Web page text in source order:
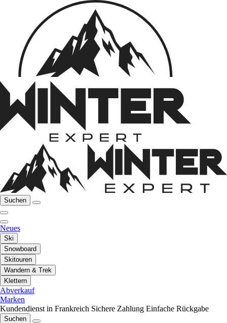
Suchen
Neues
Ski
Snowboard
Skitouren
Wandern & Trek
Klettern
Abverkauf
Marken
Kundendienst in Frankreich Sichere Zahlung Einfache Rückgabe
Suchen